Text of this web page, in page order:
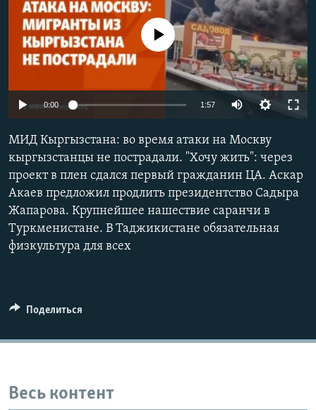
360p 480p
No media source currently available
0:00 1:57
360p
480p
1080p
МИД Кыргызстана: во время атаки на Москву
кыргызстанцы не пострадали. "Хочу жить": через
проект в плен сдался первый гражданин ЦА. Аскар
Акаев предложил продлить президентство Садыра
Жапарова. Крупнейшее нашествие саранчи в
Туркменистане. В Таджикистане обязательная
физкультура для всех
Поделиться
Весь контент